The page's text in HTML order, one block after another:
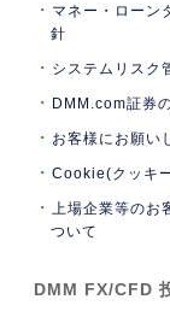
マネー・ローン
針
システムリスク
DMM.com証券
お客様にお願い
Cookie(クッキ
上場企業等のお
ついて
DMM FX/CFD